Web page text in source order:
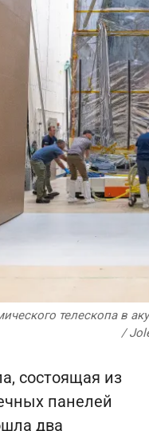
телескопа в
/
состоящая из
панелей
два